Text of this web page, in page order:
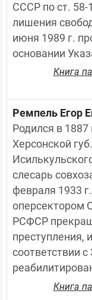
СССР по ст.
лишения
июня 1989 г.
основании
Книга
Ремпель Егор
Родился в 1887
Херсонской
слесарь
февраля 1933
оперсектором
РСФСР
преступления,
соответствии
Книга